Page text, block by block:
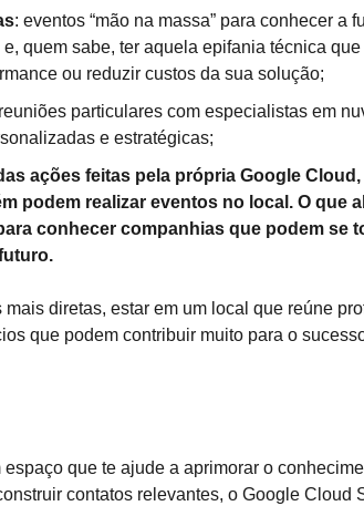
: eventos “mão na massa” para conhecer a
quem sabe, ter aquela epifania técnica
ou reduzir custos da sua solução;
reuniões particulares com especialistas em
e estratégicas;
ações feitas pela própria Google
podem realizar eventos no local. O que
conhecer companhias que podem se
diretas, estar em um local que reúne
que podem contribuir muito para o
que te ajude a aprimorar o
contatos relevantes, o Google Cloud